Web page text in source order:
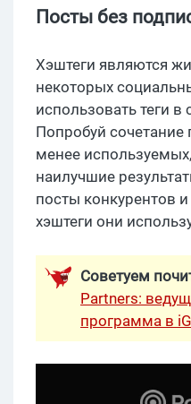
Посты без
Хэштеги являются
некоторых
использовать теги в
Попробуй сочетание
менее
наилучшие
посты конкурентов
хэштеги они
Советуем
Partners:
программа в